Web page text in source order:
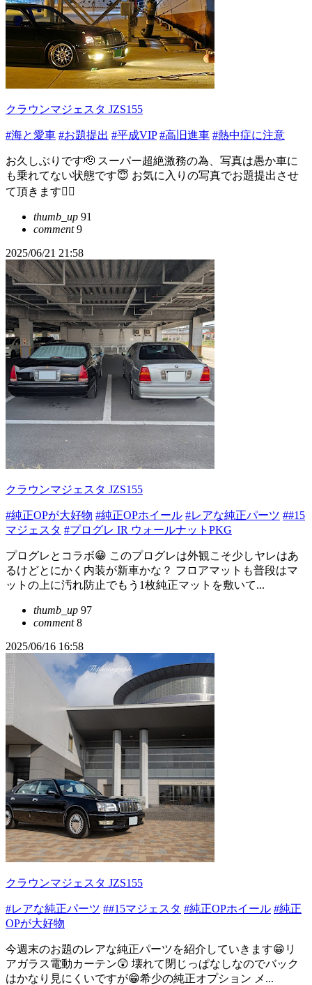
クラウンマジェスタ JZS155
#海と愛車 #お題提出 #平成VIP #高旧進車 #熱中症に注意
お久しぶりです🫡 スーパー超絶激務の為、写真は愚か車に
も乗れてない状態です😇 お気に入りの写真でお題提出させ
て頂きます🙇‍♂
thumb_up 91
comment9
2025/06/21 21:58
クラウンマジェスタ JZS155
#純正OPが大好物 #純正OPホイール #レアな純正パーツ ##15
マジェスタ #プログレ IR ウォールナットPKG
プログレとコラボ😁 このプログレは外観こそ少しヤレはあ
るけどとにかく内装が新車かな？ フロアマットも普段はマ
ットの上に汚れ防止でもう1枚純正マットを敷いて...
thumb_up 97
comment8
2025/06/16 16:58
クラウンマジェスタ JZS155
#レアな純正パーツ ##15マジェスタ #純正OPホイール #純正
OPが大好物
今週末のお題のレアな純正パーツを紹介していきます😁リ
アガラス電動カーテン😲 壊れて閉じっぱなしなのでバック
はかなり見にくいですが😁希少の純正オプション メ...